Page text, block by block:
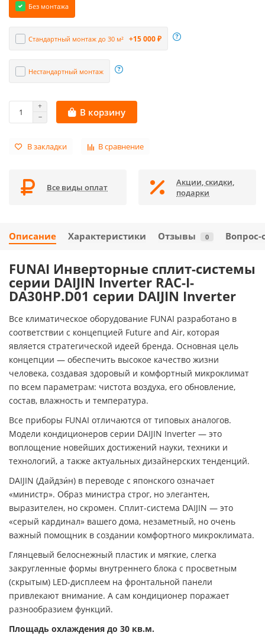
Без монтажа
Стандартный монтаж до 30 м² +15 000 ₽
Нестандартный монтаж
В корзину
В закладки В сравнение
Все виды оплат
Акции, скидки,
подарки
Описание Характеристики Отзывы 0 Вопрос-
FUNAI Инверторные сплит-системы
серии DAIJIN Inverter RAC-I-
DA30HP.D01 серии DAIJIN Inverter
Все климатическое оборудование FUNAI разработано в
соответствии с концепцией Future and Air, которая
является стратегической идеей бренда. Основная цель
концепции — обеспечить высокое качество жизни
человека, создавая здоровый и комфортный микроклимат
по всем параметрам: чистота воздуха, его обновление,
состав, влажность и температура.
Все приборы FUNAI отличаются от типовых аналогов.
Модели кондиционеров серии DAIJIN Inverter — это
воплощение новейших достижений науки, техники и
технологий, а также актуальных дизайнерских тенденций.
DAIJIN (Дайдзи́н) в переводе с японского означает
«министр». Образ министра строг, но элегантен,
выразителен, но скромен. Сплит-система DAIJIN — это
«серый кардинал» вашего дома, незаметный, но очень
важный помощник в создании комфортного микроклимата.
Глянцевый белоснежный пластик и мягкие, слегка
закругленные формы внутреннего блока с просветным
(скрытым) LED-дисплеем на фронтальной панели
привлекают внимание. А сам кондиционер поражает
разнообразием функций.
Площадь охлаждения до 30 кв.м.